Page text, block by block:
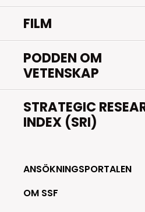
FILM
PODDEN OM
VETENSKAP
STRATEGIC
INDEX (SRI)
ANSÖKNINGSPORTALEN
OM SSF